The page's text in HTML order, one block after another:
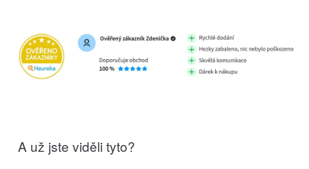
A už jste viděli tyto?